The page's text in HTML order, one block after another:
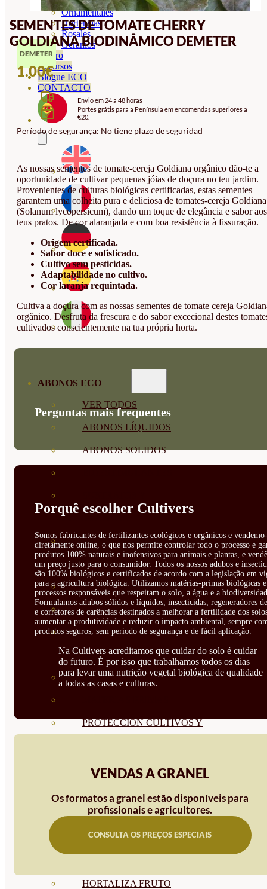
Ornamentales
Hortensias
Rosales
Geranios
Vivero
Recursos
Blogue ECO
CONTACTO
ABONOS ECO
VER TODOS
ABONOS LÍQUIDOS
ABONOS SOLIDOS
DECORATIVAS
CORRECTORES DE
CARENCIAS
ENRAIZANTES
MADURACIÓN Y ENGORDE
REGENERADORES DEL
SUELO
ÁCIDOS HÚMICOS
PROTECCIÓN CULTIVOS Y
PLANTAS INTERIOR
SEMILLAS
VER TODAS
HORTALIZA FRUTO
SEMENTES DE TOMATE CHERRY
GOLDIANA BIODINÂMICO DEMETER
DEMETER
1.00€
Envio em 24 a 48 horas
Portes grátis para a Península em encomendas superiores a
€20.
Período de segurança: No tiene plazo de seguridad
As nossas sementes de tomate-cereja Goldiana orgânico dão-te a
oportunidade de cultivar pequenas jóias de doçura no teu jardim.
Provenientes de culturas biológicas certificadas, estas sementes
garantem uma colheita pura e deliciosa de tomates-cereja Goldiana
(Solanum lycopersicum), dando um toque de elegância e sabor aos
teus pratos. De cor alaranjada e com boa resistência à fissuração.
Origem certificada.
Sabor doce e sofisticado.
Cultivo sem pesticidas.
Adaptabilidade no cultivo.
Cor laranja requintada.
Cultiva a doçura com as nossas sementes de tomate cereja
orgânico. Desfruta da frescura e do sabor excecional destes
cultivados conscientemente na tua própria horta.
Perguntas mais frequentes
Porquê escolher Cultivers
Somos fabricantes de fertilizantes ecológicos e orgânicos e
diretamente online, o que nos permite controlar todo o processo e
produtos 100% naturais e inofensivos para animais e plantas, e
um preço justo para o consumidor. Todos os nossos adubos e
são 100% biológicos e certificados de acordo com a legislação em
para a agricultura biológica. Utilizamos matérias-primas biológicas e
processos responsáveis que respeitam o solo, a água e a
Formulamos adubos sólidos e líquidos, insecticidas, regeneradores
e corretores de carências destinados a melhorar a fertilidade dos
aumentar a produtividade e reduzir o impacto ambiental, sempre
produtos seguros, sem período de segurança e de fácil aplicação.
Na Cultivers acreditamos que cuidar do solo é cuidar
do futuro. É por isso que trabalhamos todos os dias
para levar uma nutrição vegetal biológica de qualidade
a todas as casas e culturas.
VENDAS A GRANEL
Os formatos a granel estão disponíveis para
profissionais e agricultores.
CONSULTA OS PREÇOS ESPECIAIS